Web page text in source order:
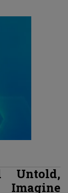
Untold,